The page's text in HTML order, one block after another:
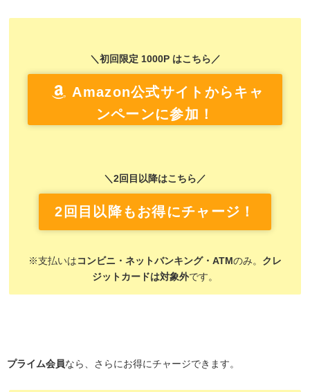
＼初回限定 1000P はこちら／
Amazon公式サイトからキャ
ンペーンに参加！
＼2回目以降はこちら／
2回目以降もお得にチャージ！
※支払いは コンビニ・ネットバンキング・ATMのみ。 クレ
ジットカードは対象外です。
プライム会員なら、さらにお得にチャージできます。